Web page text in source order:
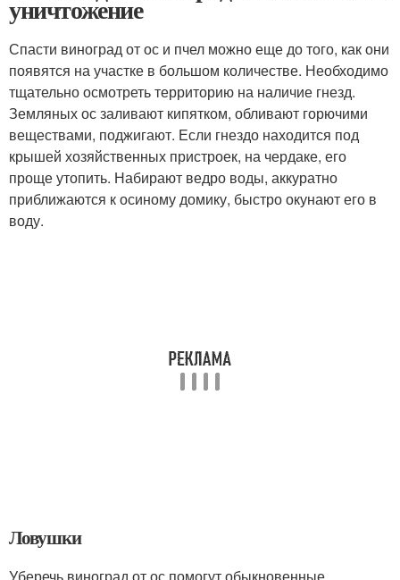
уничтожение
Спасти виноград от ос и пчел можно еще до того, как они
появятся на участке в большом количестве. Необходимо
тщательно осмотреть территорию на наличие гнезд.
Земляных ос заливают кипятком, обливают горючими
веществами, поджигают. Если гнездо находится под
крышей хозяйственных пристроек, на чердаке, его
проще утопить. Набирают ведро воды, аккуратно
приближаются к осиному домику, быстро окунают его в
воду.
Ловушки